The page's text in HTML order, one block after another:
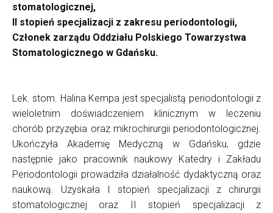
stomatologicznej,
II stopień specjalizacji z zakresu periodontologii,
Członek zarządu Oddziału Polskiego Towarzystwa
Stomatologicznego w Gdańsku.
Lek. stom. Halina Kempa jest specjalistą periodontologii z
wieloletnim doświadczeniem klinicznym w leczeniu
chorób przyzębia oraz mikrochirurgii periodontologicznej.
Ukończyła Akademię Medyczną w Gdańsku, gdzie
następnie jako pracownik naukowy Katedry i Zakładu
Periodontologii prowadziła działalność dydaktyczną oraz
naukową. Uzyskała I stopień specjalizacji z chirurgii
stomatologicznej oraz II stopień specjalizacji z